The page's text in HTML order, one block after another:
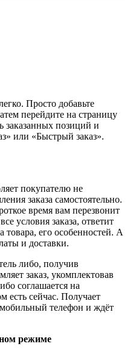
Просто добавьте
перейдите на страницу
заказанных позиций и
или «Быстрый заказ».
покупателю не
заказа самостоятельно.
время вам перезвонит
условия заказа, ответит
товара, его особенностей. А
и доставки.
либо, получив
заказ, укомплектовав
соглашается на
есть сейчас. Получает
телефон и ждёт
режиме